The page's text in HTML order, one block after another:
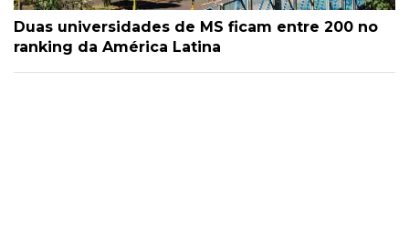
Duas universidades de MS ficam entre 200 no
ranking da América Latina